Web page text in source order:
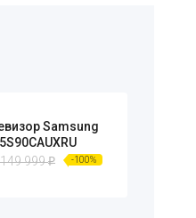
Samsung
149 999₽ -100%